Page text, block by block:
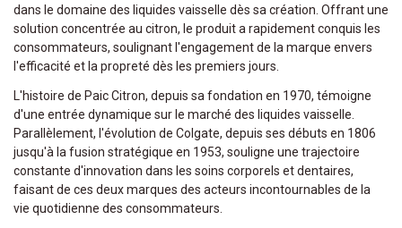
dans le domaine des liquides vaisselle dès sa création. Offrant une
solution concentrée au citron, le produit a rapidement conquis les
consommateurs, soulignant l'engagement de la marque envers
l'efficacité et la propreté dès les premiers jours.
L'histoire de Paic Citron, depuis sa fondation en 1970, témoigne
d'une entrée dynamique sur le marché des liquides vaisselle.
Parallèlement, l'évolution de Colgate, depuis ses débuts en 1806
jusqu'à la fusion stratégique en 1953, souligne une trajectoire
constante d'innovation dans les soins corporels et dentaires,
faisant de ces deux marques des acteurs incontournables de la
vie quotidienne des consommateurs.